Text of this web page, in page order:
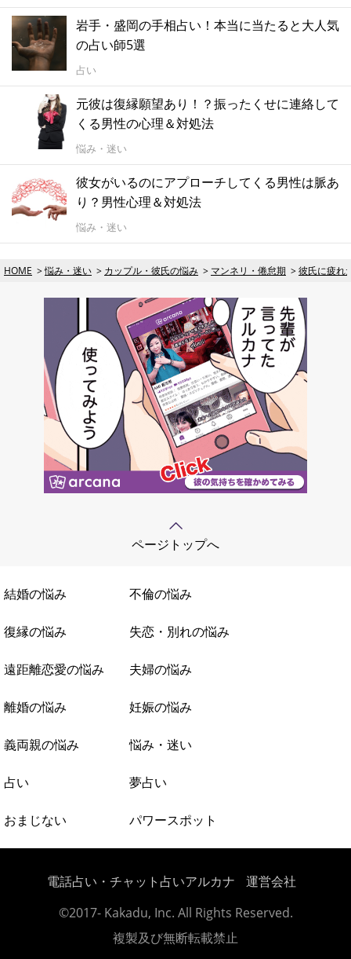
岩手・盛岡の手相占い！本当に当たると大人気
の占い師5選
占い
元彼は復縁願望あり！？振ったくせに連絡して
くる男性の心理＆対処法
悩み・迷い
彼女がいるのにアプローチしてくる男性は脈あ
り？男性心理＆対処法
悩み・迷い
HOME 悩み・迷い カップル・彼氏の悩み マンネリ・倦怠期 彼氏に疲れ
ページトップへ
結婚の悩み 不倫の悩み
復縁の悩み 失恋・別れの悩み
遠距離恋愛の悩み 夫婦の悩み
離婚の悩み 妊娠の悩み
義両親の悩み 悩み・迷い
占い 夢占い
おまじない パワースポット
電話占い・チャット占いアルカナ
運営会社
©2017- Kakadu, Inc. All Rights Reserved.
複製及び無断転載禁止